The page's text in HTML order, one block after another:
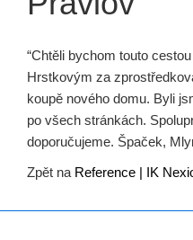
“Chtěli bychom touto
Hrstkovým za
koupě nového domu. Byli
po všech stránkách.
doporučujeme. Špaček,
Zpět na Reference | IK